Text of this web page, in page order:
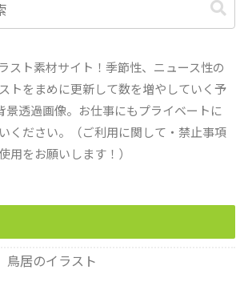
スト素材サイト！季節性、ニュース性の
トをまめに更新して数を増やしていく予
景透過画像。お仕事にもプライベートに
ください。（ご利用に関して・禁止事項
用をお願いします！）
鳥居のイラスト